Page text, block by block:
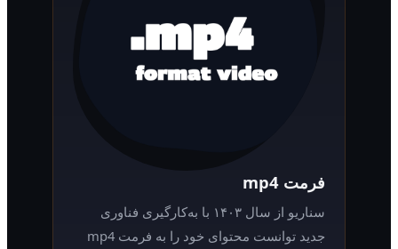
سناریو از سال ۱۴۰۳ با به‌کارگیری فناوری
جدید توانست محتوای خود را به فرمت mp4